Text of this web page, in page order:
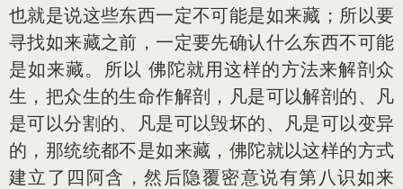
也就是说这些东西一定不可能是如来藏；所以要
寻找如来藏之前，一定要先确认什么东西不可能
是如来藏。所以 佛陀就用这样的方法来解剖众
生，把众生的生命作解剖，凡是可以解剖的、凡
是可以分割的、凡是可以毁坏的、凡是可以变异
的，那统统都不是如来藏，佛陀就以这样的方式
建立了四阿含，然后隐覆密意说有第八识如来